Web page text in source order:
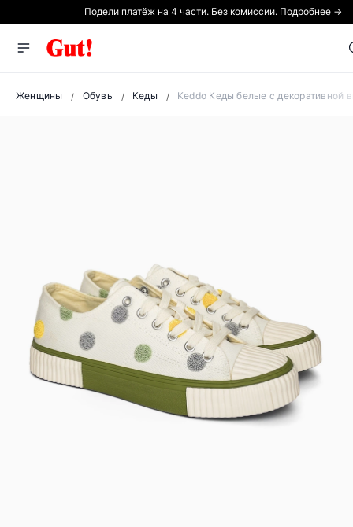
Подели платёж на 4 части. Без комиссии. Подробнее →
Женщины Обувь Кеды Keddo Кеды белые с декоративной